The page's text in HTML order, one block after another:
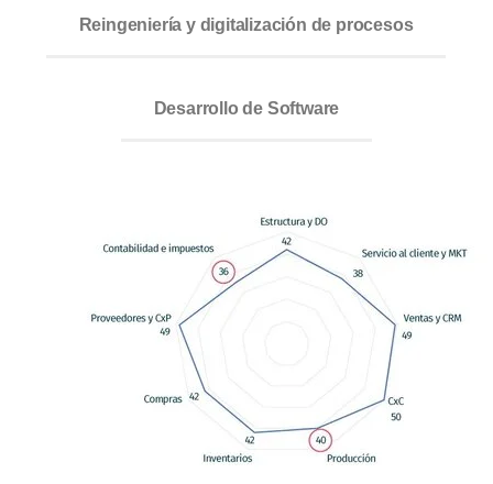
Reingeniería y digitalización de procesos
Desarrollo de Software